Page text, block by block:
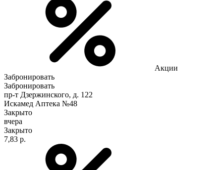
Акции
Забронировать
Забронировать
пр-т Дзержинского, д. 122
Искамед Аптека №48
Закрыто
вчера
Закрыто
7,83 р.